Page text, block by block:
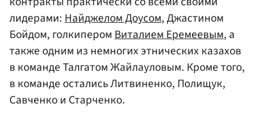
лидерами:Найджелом Доусом, Джастином
Бойдом, голкиперомВиталием Еремеевым, а
также одним из немногих этнических казахов
в команде Талгатом Жайлауловым. Кроме того,
в команде остались Литвиненко, Полищук,
Савченко и Старченко.